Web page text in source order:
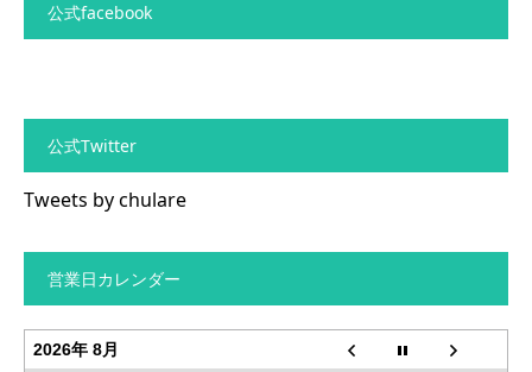
公式facebook
公式Twitter
Tweets by chulare
営業日カレンダー
2026年 8月